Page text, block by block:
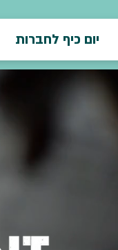
יום כיף לחברות